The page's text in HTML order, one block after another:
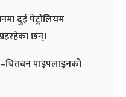
दुई पेट्रोलियम
छन्।
पाइपलाइनको